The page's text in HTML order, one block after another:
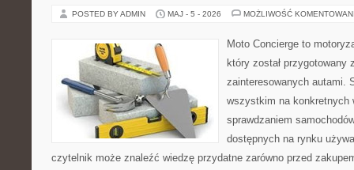
POSTED BY ADMIN MAJ - 5 - 2026 MOŻLIWOŚĆ
Moto Concierge to
który został przygotowany
zainteresowanych autami.
wszystkim na konkretnych
sprawdzaniem
dostępnych na rynku
czytelnik może znaleźć wiedzę przydatne zarówno przed